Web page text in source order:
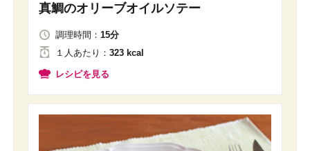
真鯛のオリーブオイルソテー
調理時間： 15分
１人あたり ： 323 kcal
レシピを見る